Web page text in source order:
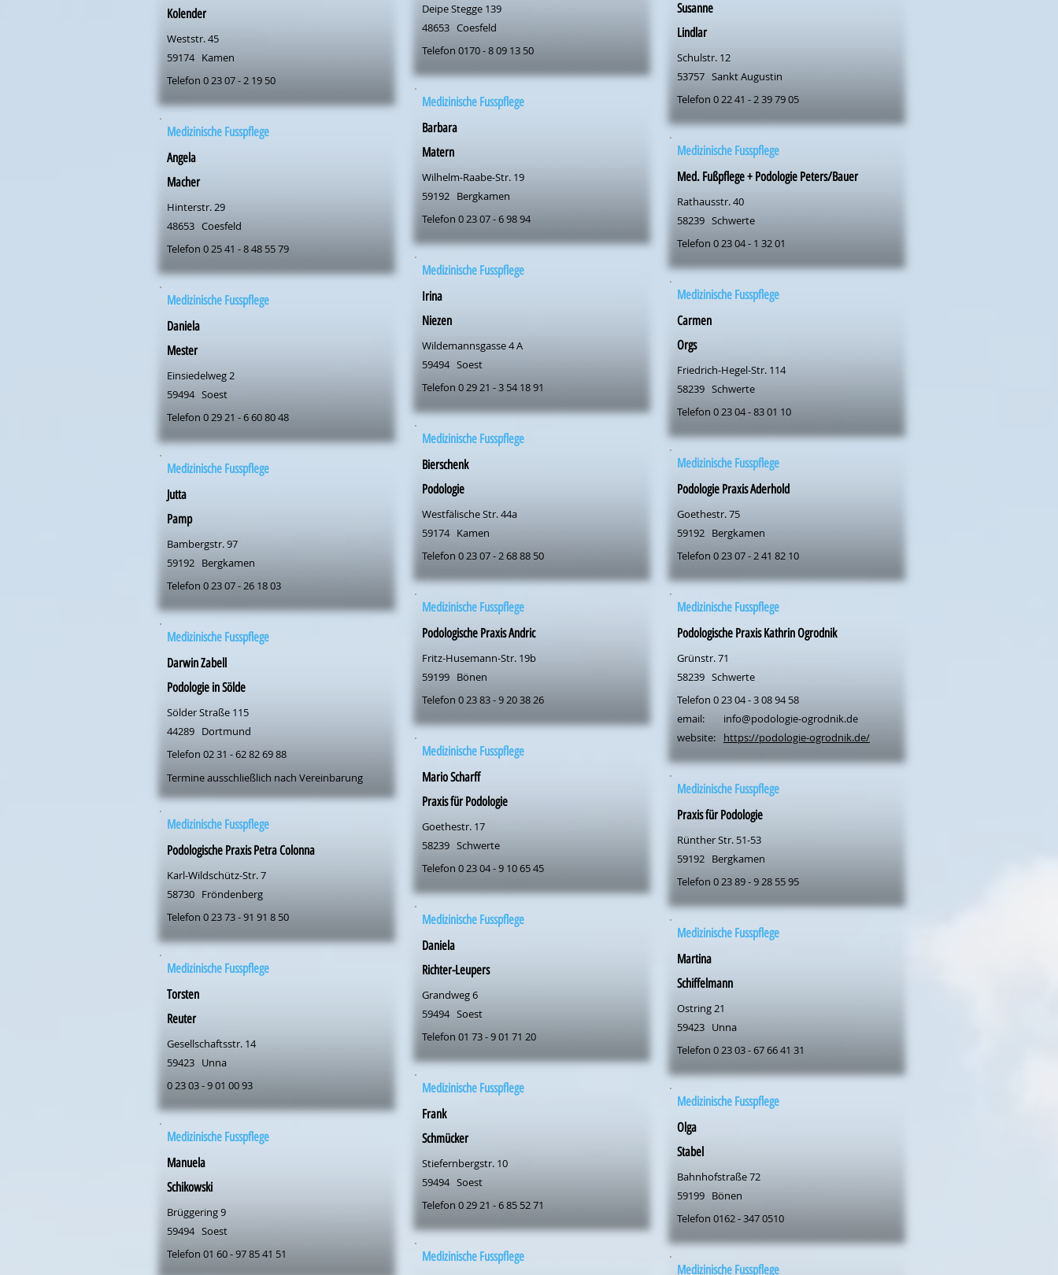
Kolender
Weststr. 45
59174 Kamen
Telefon 0 23 07 - 2 19 50
Medizinische Fusspflege
Angela
Macher
Hinterstr. 29
48653 Coesfeld
Telefon 0 25 41 - 8 48 55 79
Medizinische Fusspflege
Daniela
Mester
Einsiedelweg 2
59494 Soest
Telefon 0 29 21 - 6 60 80 48
Medizinische Fusspflege
Jutta
Pamp
Bambergstr. 97
59192 Bergkamen
Telefon 0 23 07 - 26 18 03
Medizinische Fusspflege
Darwin Zabell
Podologie in Sölde
Sölder Straße 115
44289 Dortmund
Telefon 02 31 - 62 82 69 88
Termine ausschließlich nach Vereinbarung
Medizinische Fusspflege
Podologische Praxis Petra Colonna
Karl-Wildschütz-Str. 7
58730 Fröndenberg
Telefon 0 23 73 - 91 91 8 50
Medizinische Fusspflege
Torsten
Reuter
Gesellschaftsstr. 14
59423 Unna
0 23 03 - 9 01 00 93
Medizinische Fusspflege
Manuela
Schikowski
Brüggering 9
59494 Soest
Telefon 01 60 - 97 85 41 51
Deipe Stegge 139
48653 Coesfeld
Telefon 0170 - 8 09 13 50
Medizinische Fusspflege
Barbara
Matern
Wilhelm-Raabe-Str. 19
59192 Bergkamen
Telefon 0 23 07 - 6 98 94
Medizinische Fusspflege
Irina
Niezen
Wildemannsgasse 4 A
59494 Soest
Telefon 0 29 21 - 3 54 18 91
Medizinische Fusspflege
Bierschenk
Podologie
Westfälische Str. 44a
59174 Kamen
Telefon 0 23 07 - 2 68 88 50
Medizinische Fusspflege
Podologische Praxis Andric
Fritz-Husemann-Str. 19b
59199 Bönen
Telefon 0 23 83 - 9 20 38 26
Medizinische Fusspflege
Mario Scharff
Praxis für Podologie
Goethestr. 17
58239 Schwerte
Telefon 0 23 04 - 9 10 65 45
Medizinische Fusspflege
Daniela
Richter-Leupers
Grandweg 6
59494 Soest
Telefon 01 73 - 9 01 71 20
Medizinische Fusspflege
Frank
Schmücker
Stiefernbergstr. 10
59494 Soest
Telefon 0 29 21 - 6 85 52 71
Medizinische Fusspflege
Susanne
Lindlar
Schulstr. 12
53757 Sankt Augustin
Telefon 0 22 41 - 2 39 79 05
Medizinische Fusspflege
Med. Fußpflege + Podologie Peters/Bauer
Rathausstr. 40
58239 Schwerte
Telefon 0 23 04 - 1 32 01
Medizinische Fusspflege
Carmen
Orgs
Friedrich-Hegel-Str. 114
58239 Schwerte
Telefon 0 23 04 - 83 01 10
Medizinische Fusspflege
Podologie Praxis Aderhold
Goethestr. 75
59192 Bergkamen
Telefon 0 23 07 - 2 41 82 10
Medizinische Fusspflege
Podologische Praxis Kathrin Ogrodnik
Grünstr. 71
58239 Schwerte
Telefon 0 23 04 - 3 08 94 58
email:
website:
info@podologie-ogrodnik.de
https://podologie-ogrodnik.de/
Medizinische Fusspflege
Praxis für Podologie
Rünther Str. 51-53
59192 Bergkamen
Telefon 0 23 89 - 9 28 55 95
Medizinische Fusspflege
Martina
Schiffelmann
Ostring 21
59423 Unna
Telefon 0 23 03 - 67 66 41 31
Medizinische Fusspflege
Olga
Stabel
Bahnhofstraße 72
59199 Bönen
Telefon 0162 - 347 0510
Medizinische Fusspflege